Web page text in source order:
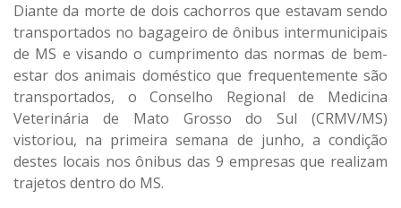
Diante da morte de dois cachorros que estavam sendo
transportados no bagageiro de ônibus intermunicipais
de MS e visando o cumprimento das normas de bem-
estar dos animais doméstico que frequentemente são
transportados, o Conselho Regional de Medicina
Veterinária de Mato Grosso do Sul (CRMV/MS)
vistoriou, na primeira semana de junho, a condição
destes locais nos ônibus das 9 empresas que realizam
trajetos dentro do MS.